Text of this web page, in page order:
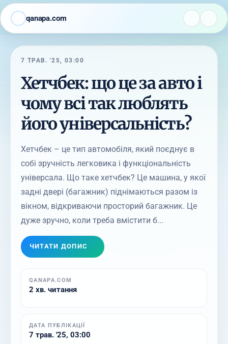
qanapa.com
7 ТРАВ. '25, 03:00
Хетчбек: що це за авто і
чому всі так люблять
його універсальність?
Хетчбек – це тип автомобіля, який поєднує в
собі зручність легковика і функціональність
універсала. Що таке хетчбек? Це машина, у якої
задні двері (багажник) піднімаються разом із
вікном, відкриваючи просторий багажник. Це
дуже зручно, коли треба вмістити б...
ЧИТАТИ ДОПИС
QANAPA.COM
2 хв. читання
ДАТА ПУБЛІКАЦІЇ
7 трав. '25, 03:00